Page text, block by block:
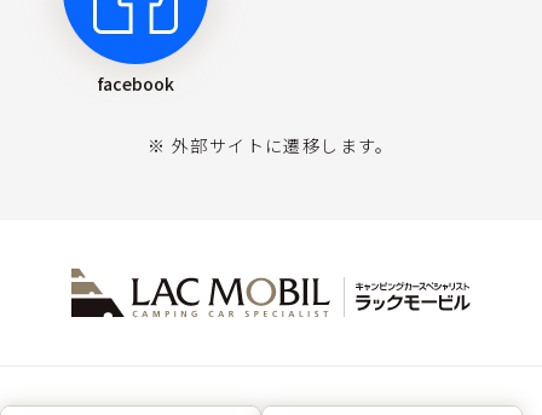
facebook
※ 外部サイトに遷移します。